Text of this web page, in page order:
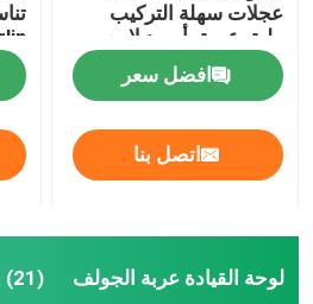
عجلات سهلة التركيب
طبق عميق أسود لامع
افضل سعر
اتصل بنا
لوحة القيادة عربة الجولف (21)